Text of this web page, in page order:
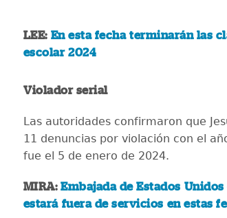
LEE: En esta fecha terminarán las
escolar 2024
Violador serial
Las autoridades confirmaron que
11 denuncias por violación con el
fue el 5 de enero de 2024.
MIRA:Embajada de Estados
estará fuera de servicios en estas